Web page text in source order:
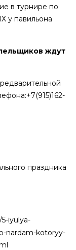
ждут
праздника
iyulya-
nardam-kotoryy-